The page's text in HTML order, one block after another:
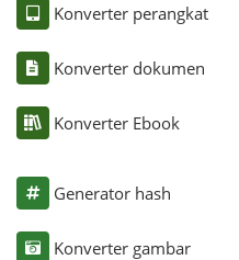
Konverter perangkat
Konverter dokumen
Konverter Ebook
Generator hash
Konverter gambar